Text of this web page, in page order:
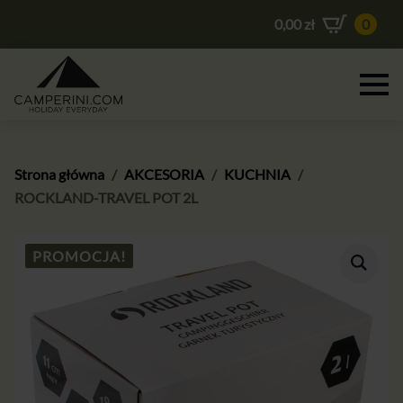
0,00 zł 0
Strona główna AKCESORIA
KUCHNIA
ROCKLAND-TRAVEL POT 2L
PROMOCJA!